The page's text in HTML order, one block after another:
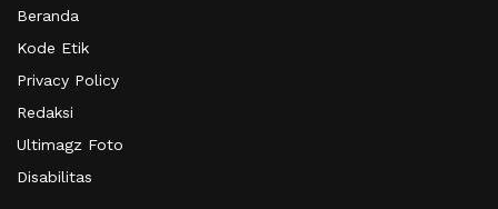
Beranda
Kode Etik
Privacy Policy
Redaksi
Ultimagz Foto
Disabilitas